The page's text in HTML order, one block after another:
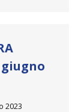
giugno
2023